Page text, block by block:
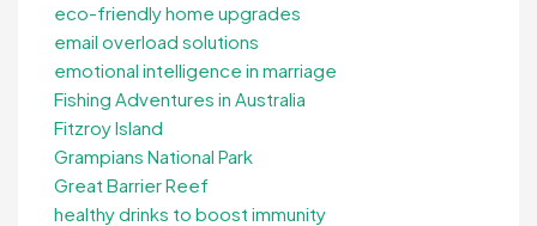
eco-friendly home upgrades
email overload solutions
emotional intelligence in marriage
Fishing Adventures in Australia
Fitzroy Island
Grampians National Park
Great Barrier Reef
healthy drinks to boost immunity